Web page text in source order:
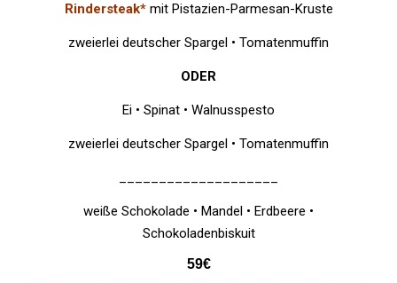
Rindersteak*mit Pistazien-Parmesan-Kruste
zweierlei deutscher Spargel • Tomatenmuffin
ODER
Ei • Spinat • Walnusspesto
zweierlei deutscher Spargel • Tomatenmuffin
weiße Schokolade • Mandel • Erdbeere •
Schokoladenbiskuit
59€